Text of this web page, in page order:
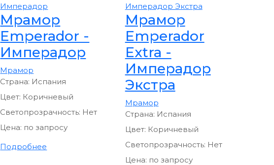
Мрамор
Emperador -
Имперадор
Мрамор
Страна: Испания
Цвет: Коричневый
Светопрозрачность: Нет
Цена: по запросу
Подробнее
Мрамор
Emperador
Extra -
Имперадор
Экстра
Мрамор
Страна: Испания
Цвет: Коричневый
Светопрозрачность: Нет
Цена: по запросу